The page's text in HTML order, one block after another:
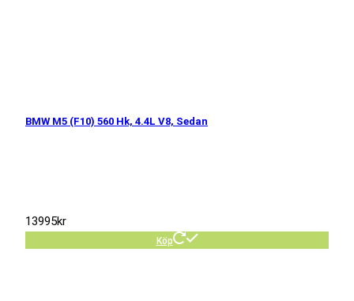
BMW M5 (F10) 560 Hk, 4.4L V8, Sedan
13995kr
Köp